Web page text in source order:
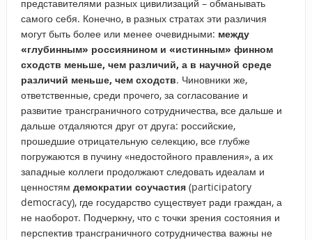
представителями разных цивилизаций – обманывать
самого себя. Конечно, в разных стратах эти различия
могут быть более или менее очевидными: между
«глубинным» россиянином и «истинным» финном
сходств меньше, чем различий, а в научной среде
различий меньше, чем сходств. Чиновники же,
ответственные, среди прочего, за согласование и
развитие трансграничного сотрудничества, все дальше и
дальше отдаляются друг от друга: российские,
прошедшие отрицательную селекцию, все глубже
погружаются в пучину «недостойного правления», а их
западные коллеги продолжают следовать идеалам и
ценностям демократии соучастия(participatory
democracy), где государство существует ради граждан, а
не наоборот. Подчеркну, что с точки зрения состояния и
перспектив трансграничного сотрудничества важны не